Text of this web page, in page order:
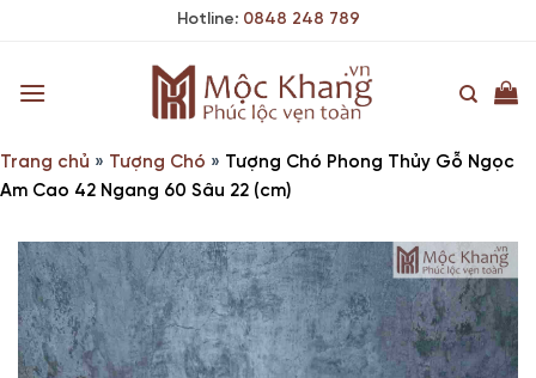
Hotline: 0848 248 789
Trang chủ » Tượng Chó » Tượng Chó Phong Thủy Gỗ Ngọc
Am Cao 42 Ngang 60 Sâu 22 (cm)